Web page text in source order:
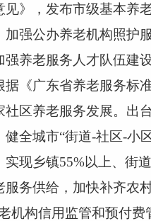
见》，发布市级基本养
加强公办养老机构照护
强养老服务人才队伍建
据《广东省养老服务标
社区养老服务发展。出
全城市“街道-社区-小
实现乡镇55%以上、街道
服务供给，加快补齐农
机构信用监管和预付